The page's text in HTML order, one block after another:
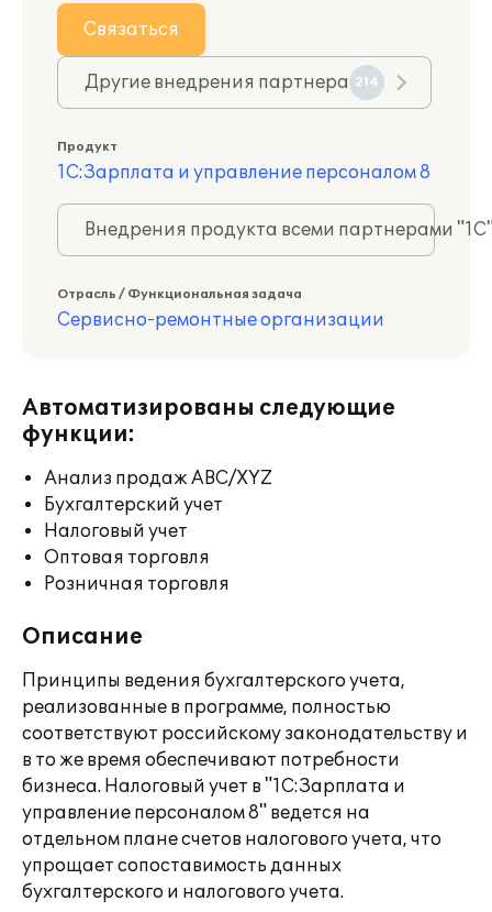
Связаться
Другие внедрения партнера 214
Продукт
1С:Зарплата и управление персоналом 8
Внедрения продукта всеми партнерами
Отрасль / Функциональная задача
Сервисно-ремонтные организации
Автоматизированы следующие
функции:
Анализ продаж ABC/XYZ
Бухгалтерский учет
Налоговый учет
Оптовая торговля
Розничная торговля
Описание
Принципы ведения бухгалтерского учета,
реализованные в программе, полностью
соответствуют российскому законодательству и
в то же время обеспечивают потребности
бизнеса. Налоговый учет в "1С:Зарплата и
управление персоналом 8" ведется на
отдельном плане счетов налогового учета, что
упрощает сопоставимость данных
бухгалтерского и налогового учета.